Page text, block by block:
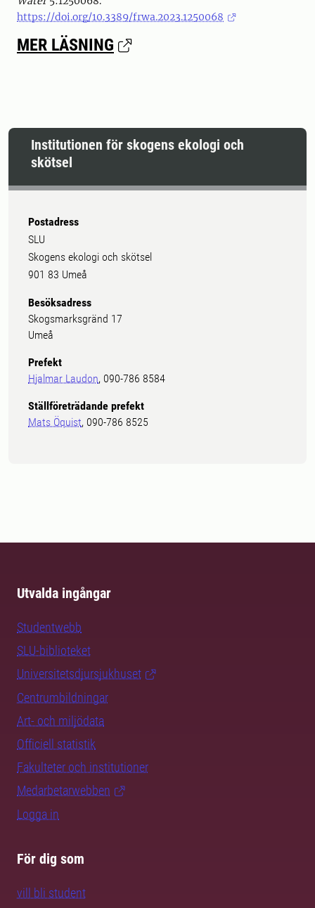
https://doi.org/10.3389/frwa.2023.1250068
MER LÄSNING
Institutionen för skogens ekologi och
skötsel
Postadress
SLU
Skogens ekologi och skötsel
901 83 Umeå
Besöksadress
Skogsmarksgränd 17
Umeå
Prefekt
Hjalmar Laudon, 090-786 8584
Ställföreträdande prefekt
Mats Öquist, 090-786 8525
Utvalda ingångar
Studentwebb
SLU-biblioteket
Universitetsdjursjukhuset
Centrumbildningar
Art- och miljödata
Officiell statistik
Fakulteter och institutioner
Medarbetarwebben
Logga in
För dig som
vill bli student